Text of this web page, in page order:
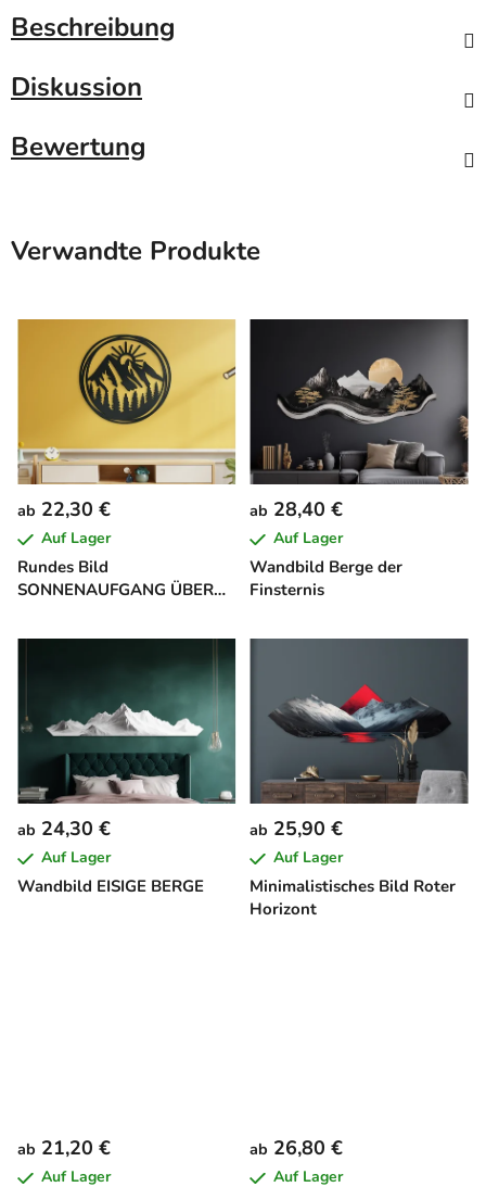
Beschreibung
Diskussion
Bewertung
Verwandte Produkte
Rundes Bild
SONNENAUFGANG ÜBER
ab 22,30 €
Auf Lager
Wandbild Berge der
Finsternis
ab 28,40 €
Auf Lager
Wandbild EISIGE BERGE
ab 24,30 €
Auf Lager
Minimalistisches Bild Roter
Horizont
ab 25,90 €
Auf Lager
ab 21,20 €
Auf Lager
ab 26,80 €
Auf Lager